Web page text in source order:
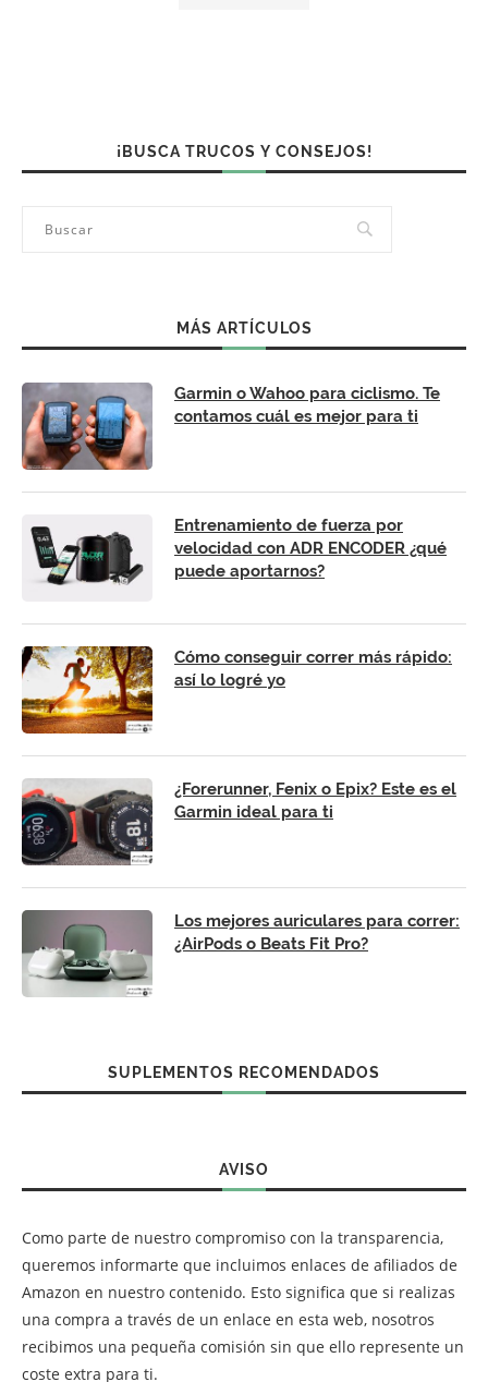
¡BUSCA TRUCOS Y CONSEJOS!
MÁS ARTÍCULOS
Garmin o Wahoo para ciclismo. Te
contamos cuál es mejor para ti
Entrenamiento de fuerza por
velocidad con ADR ENCODER ¿qué
puede aportarnos?
Cómo conseguir correr más rápido:
así lo logré yo
¿Forerunner, Fenix o Epix? Este es el
Garmin ideal para ti
Los mejores auriculares para correr:
¿AirPods o Beats Fit Pro?
SUPLEMENTOS RECOMENDADOS
AVISO
Como parte de nuestro compromiso con la transparencia,
queremos informarte que incluimos enlaces de afiliados de
Amazon en nuestro contenido. Esto significa que si realizas
una compra a través de un enlace en esta web, nosotros
recibimos una pequeña comisión sin que ello represente un
coste extra para ti.